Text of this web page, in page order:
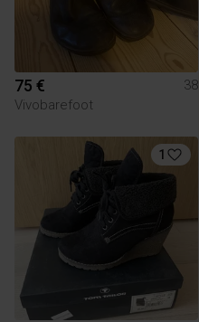
75 €
38
Vivobarefoot
1